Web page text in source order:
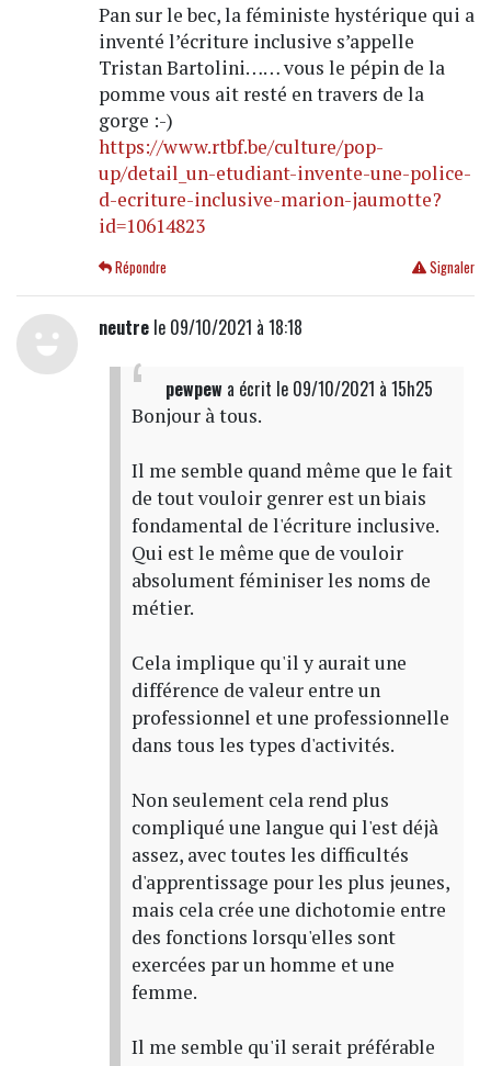
Pan sur le bec, la féministe hystérique qui a
inventé l’écriture inclusive s’appelle
Tristan Bartolini…… vous le pépin de la
pomme vous ait resté en travers de la
gorge :-)
https://www.rtbf.be/culture/pop-
up/detail_un-etudiant-invente-une-police-
d-ecriture-inclusive-marion-jaumotte?
id=10614823
Signaler
Répondre
neutrele 09/10/2021 à 18:18
pewpewa écrit le 09/10/2021 à 15h25
Bonjour à tous.
Il me semble quand même que le fait
de tout vouloir genrer est un biais
fondamental de l'écriture inclusive.
Qui est le même que de vouloir
absolument féminiser les noms de
métier.
Cela implique qu'il y aurait une
différence de valeur entre un
professionnel et une professionnelle
dans tous les types d'activités.
Non seulement cela rend plus
compliqué une langue qui l'est déjà
assez, avec toutes les difficultés
d'apprentissage pour les plus jeunes,
mais cela crée une dichotomie entre
des fonctions lorsqu'elles sont
exercées par un homme et une
femme.
Il me semble qu'il serait préférable